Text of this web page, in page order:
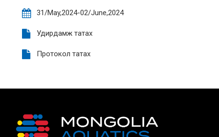
31/May,2024-02/June,2024
Удирдамж татах
Протокол татах